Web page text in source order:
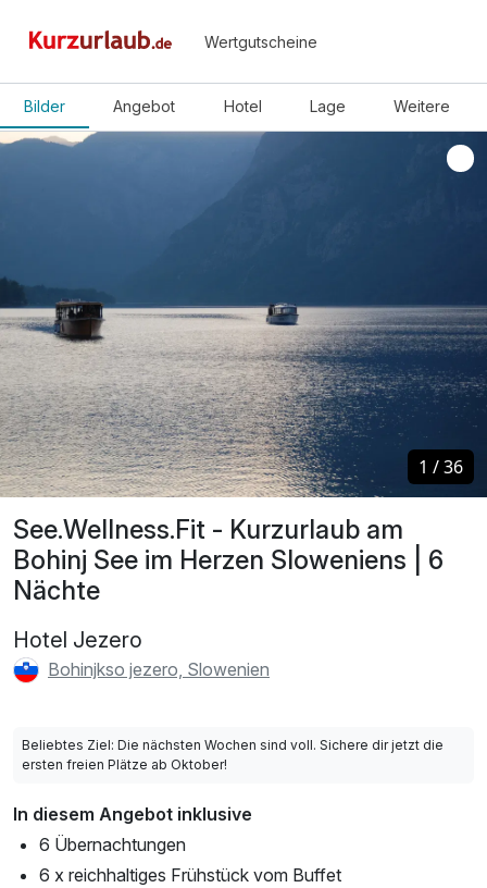
Wertgutscheine
Bilder Angebot Hotel Lage Weitere
See.Wellness.Fit - Kurzurlaub am
Bohinj See im Herzen Sloweniens | 6
Nächte
Hotel Jezero
Bohinjkso jezero, Slowenien
1 /36
1 /36
Beliebtes Ziel: Die nächsten Wochen sind voll. Sichere dir jetzt die
ersten freien Plätze ab Oktober!
In diesem Angebot inklusive
6 Übernachtungen
6 x reichhaltiges Frühstück vom Buffet